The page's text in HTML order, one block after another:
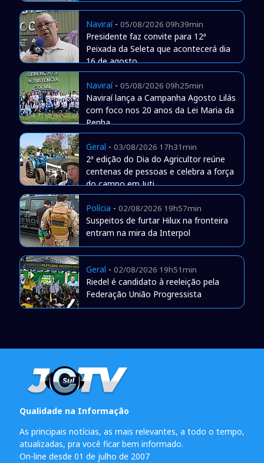
Naviraí- 05/08/2026 09h39min
Presidente faz convite para 12ª
Peixada da Seleta que acontecerá dia
16 de agosto
Naviraí- 05/08/2026 09h25min
Naviraí lança a Campanha Agosto Lilás
com foco nos 20 anos da Lei Maria da
Penha
Geral - 03/08/2026 17h31min
2ª edição do Dia do Agricultor reúne
centenas de pessoas e celebra a força
do campo em Juti
Polícia - 02/08/2026 19h57min
Suspeitos de furtar Hilux na fronteira
entram na mira da Interpol
Geral - 02/08/2026 19h51min
Riedel é candidato à reeleição pela
Federação União Progressista
Qualidade na Informação
As principais notícias, as mais relevantes, a todo o tempo,
atualizadas, pra você ficar bem informado.
On-line desde 01 de julho de 2007